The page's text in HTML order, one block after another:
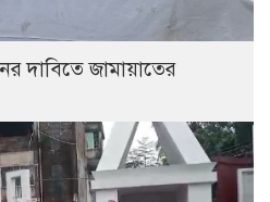
দাবিতে জামায়াতের